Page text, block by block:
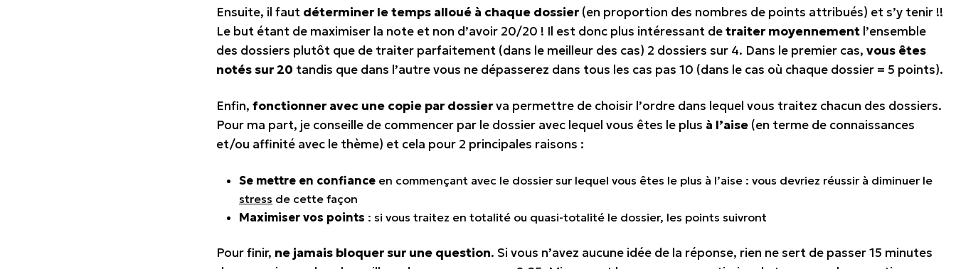
Ensuite, il faut déterminer le temps alloué à chaque dossier (en proportion des nombres de points attribués) et s’y tenir !!
Le but étant de maximiser la note et non d’avoir 20/20 ! Il est donc plus intéressant detraiter moyennement l’ensemble
des dossiers plutôt que de traiter parfaitement (dans le meilleur des cas) 2 dossiers sur 4. Dans le premier cas, vous êtes
notés sur 20 tandis que dans l’autre vous ne dépasserez dans tous les cas pas 10 (dans le cas où chaque dossier = 5 points).
Enfin, fonctionner avec une copie par dossierva permettre de choisir l’ordre dans lequel vous traitez chacun des dossiers.
Pour ma part, je conseille de commencer par le dossier avec lequel vous êtes le plus à l’aise (en terme de connaissances
et/ou affinité avec le thème) et cela pour 2 principales raisons :
Se mettre en confiance en commençant avec le dossier sur lequel vous êtes le plus à l’aise : vous devriez réussir à diminuer le
stress de cette façon
Maximiser vos points : si vous traitez en totalité ou quasi-totalité le dossier, les points suivront
Pour finir, ne jamais bloquer sur une question. Si vous n’avez aucune idée de la réponse, rien ne sert de passer 15 minutes